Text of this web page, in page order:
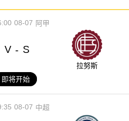
08-07 阿甲
V - S
拉努斯
即将开始
08-07 中超